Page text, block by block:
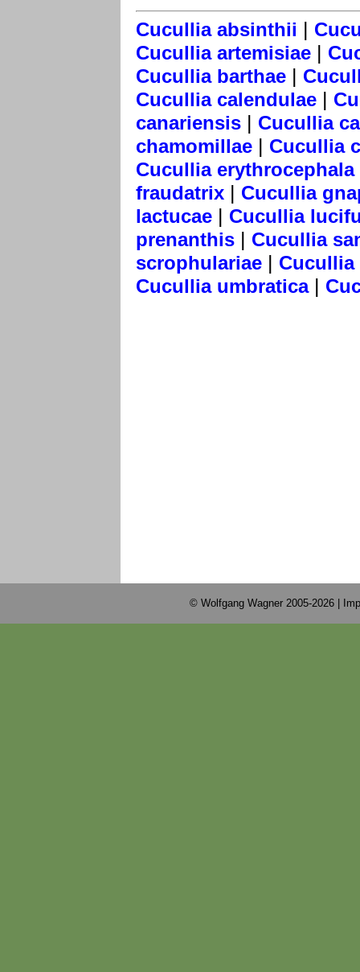
Cucullia absinthii |
Cucullia artemisiae |
Cucullia barthae |
Cucullia calendulae |
canariensis | Cucullia
chamomillae | Cucullia
Cucullia erythrocephala
fraudatrix | Cucullia
lactucae | Cucullia
prenanthis | Cucullia
scrophulariae | Cucullia
Cucullia umbratica|
© Wolfgang Wagner 2005-2026 |